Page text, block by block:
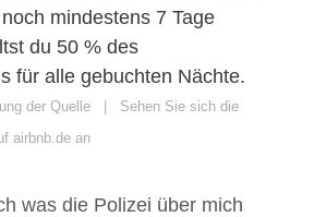
mindestens 7 Tage
du 50 % des
für alle gebuchten Nächte.
der Quelle | Sehen Sie sich die
airbnb.de an
was die Polizei über mich